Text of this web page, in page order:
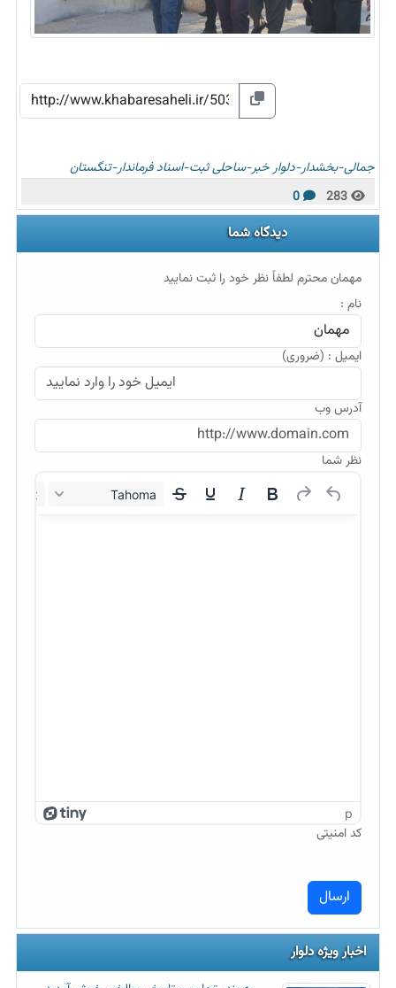
جمالی-بخشدار-دلوارخبر-ساحلیثبت-اسنادفرماندار-تنگستان
دیدگاه شما
مهمان محترم لطفاً نظر خود را ثبت نمایید
نام :
ایمیل : (ضروری)
آدرس وب
نظر شما
Tahoma
12px
p
کد امنیتی
اخبار ویژه دلوار